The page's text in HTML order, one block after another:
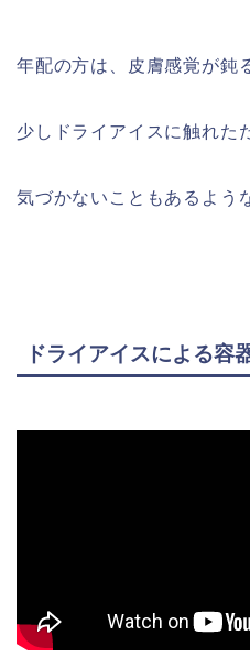
年配の方は、皮膚感覚が鈍
少しドライアイスに触れた
気づかないこともあるよう
ドライアイスによる容